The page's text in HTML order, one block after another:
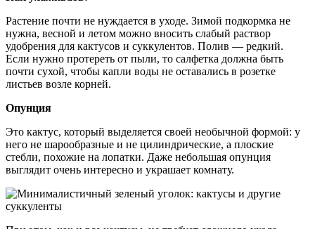
Растение почти не нуждается в уходе. Зимой подкормка не
нужна, весной и летом можно вносить слабый раствор
удобрения для кактусов и суккулентов. Полив — редкий.
Если нужно протереть от пыли, то салфетка должна быть
почти сухой, чтобы капли воды не оставались в розетке
листьев возле корней.
Опунция
Это кактус, который выделяется своей необычной формой: у
него не шарообразные и не цилиндрические, а плоские
стебли, похожие на лопатки. Даже небольшая опунция
выглядит очень интересно и украшает комнату.